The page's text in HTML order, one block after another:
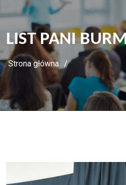
LIST PANI
Strona główna